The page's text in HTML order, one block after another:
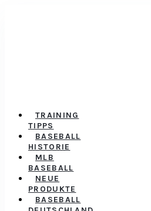
TRAINING
TIPPS
BASEBALL
HISTORIE
MLB
BASEBALL
NEUE
PRODUKTE
BASEBALL